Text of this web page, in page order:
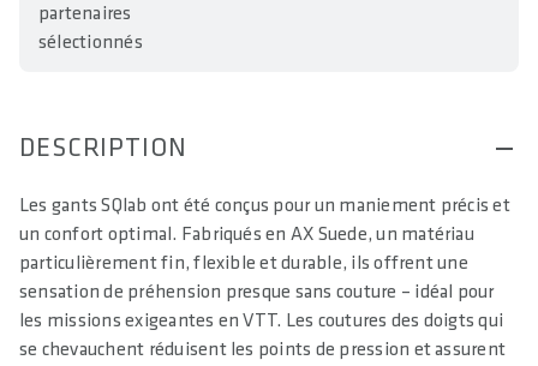
partenaires
sélectionnés
DESCRIPTION
Les gants SQlab ont été conçus pour un maniement précis et
un confort optimal. Fabriqués en AX Suede, un matériau
particulièrement fin, flexible et durable, ils offrent une
sensation de préhension presque sans couture – idéal pour
les missions exigeantes en VTT. Les coutures des doigts qui
se chevauchent réduisent les points de pression et assurent